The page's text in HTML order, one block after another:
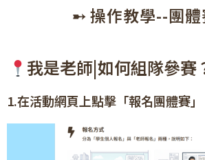
➸ 操作教學--團
我是老師|如何組隊參賽
1.在活動網頁上點擊「報名團體賽」